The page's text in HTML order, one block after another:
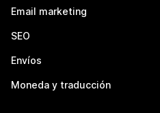
Email marketing
SEO
Envíos
Moneda y traducción